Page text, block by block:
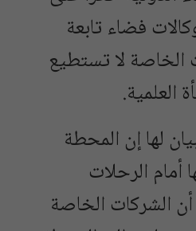
فضاء تابعة
الخاصة لا تستطيع
العلمية.
لها إن المحطة
أمام الرحلات
الشركات الخاصة